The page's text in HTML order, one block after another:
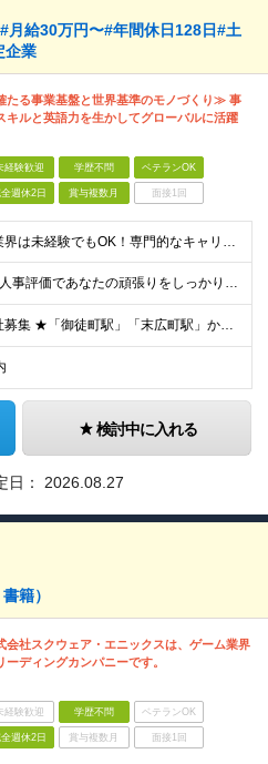
月給30万円〜#年間休日128日#土
企業
たる事業基盤と世界基準のモノづくり≫ 事
キルと英語力を生かしてグローバルに活躍
経験歓迎 学歴不問 ベテランOK
週休2日 賞与複数月 面接1回
★貴金属業界は未経験でもOK！専門的なキャリアを歩みたい方にピッタリ ■学歴不問 【必須条件】 ●英語で基本的なコミュニケーションが取れる方 ●何らかの事務経験があり、柔軟に対応できる方 ＼こんな
＼年2回の人事評価であなたの頑張りをしっかり評価／ 月給30万円〜＋残業代別途全額支給 ■昇給年1回（6月）※直近の昇給幅も拡大中！ ■賞与年2回（7月・12月） ★賞与年2回！あなたの頑張りを正
★東京本社募集 ★「御徒町駅」「末広町駅」からアクセス抜群！ 【東京本社】 東京都千代田区外神田5-3-2 日本マテリアルビル （変更の範囲）転勤を含め、上記以外の勤務なし
検討中に入れる
日： 2026.08.27
籍）
会社スクウェア・エニックスは、ゲーム業界
ーディングカンパニーです。
経験歓迎 学歴不問 ベテランOK
週休2日 賞与複数月 面接1回